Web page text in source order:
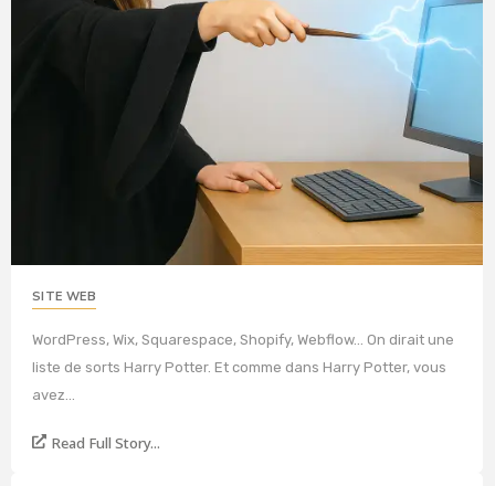
SITE WEB
WordPress, Wix, Squarespace, Shopify, Webflow… On dirait une
liste de sorts Harry Potter. Et comme dans Harry Potter, vous
avez...
Read Full Story...